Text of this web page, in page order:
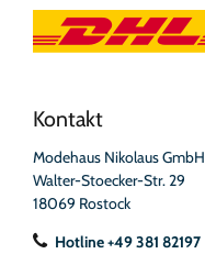
Kontakt
Modehaus Nikolaus GmbH
Walter-Stoecker-Str. 29
18069 Rostock
Hotline +49 381 82197